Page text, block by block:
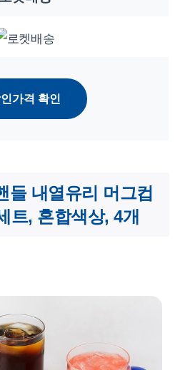
가격 확인
들 내열유리 머그컵
트, 혼합색상, 4개